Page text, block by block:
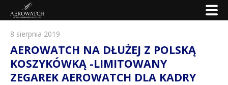
8 sierpnia 2019
AEROWATCH NA DŁUŻEJ Z POLSKĄ
KOSZYKÓWKĄ -LIMITOWANY
ZEGAREK AEROWATCH DLA KADRY